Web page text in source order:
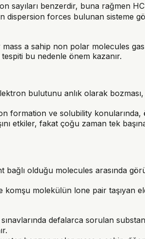
sayıları benzerdir, buna rağmen
dispersion forces bulunan sisteme
a sahip non polar molecules
bu nedenle önem kazanır.
bulutunu anlık olarak
formation ve solubility konularında,
etkiler, fakat çoğu zaman tek
olduğu molecules arasında
komşu molekülün lone pair taşıyan
defalarca sorulan